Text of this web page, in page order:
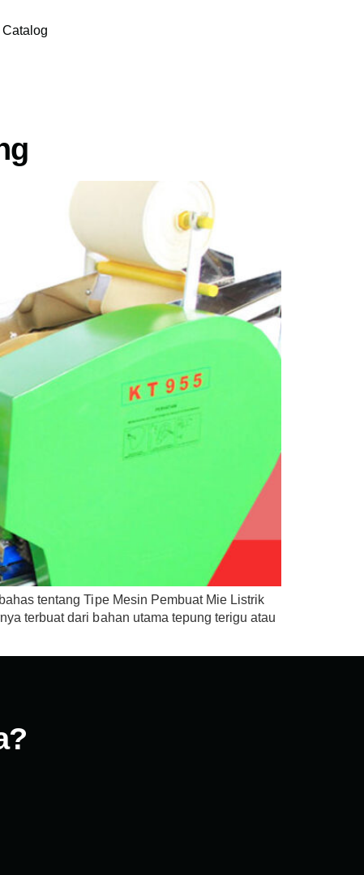
Catalog
tentang Tipe Mesin Pembuat Mie Listrik
terbuat dari bahan utama tepung terigu atau